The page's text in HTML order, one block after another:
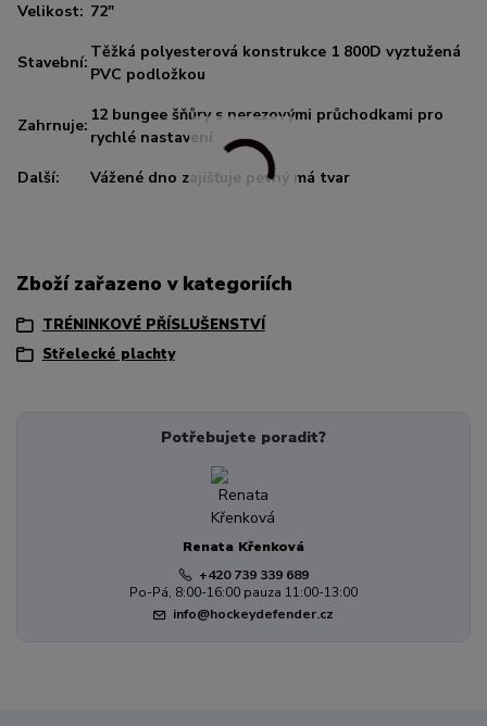
Velikost: 72"
Stavební:
Těžká polyesterová konstrukce 1 800D vyztužená
PVC podložkou
Zahrnuje:
12 bungee šňůry s nerezovými průchodkami pro
rychlé nastavení
Další:
Vážené dno zajišťuje pevný má tvar
Zboží zařazeno v kategoriích
TRÉNINKOVÉ PŘÍSLUŠENSTVÍ
Střelecké plachty
Potřebujete poradit?
Renata Křenková
+420 739 339 689
Po-Pá, 8:00-16:00 pauza 11:00-13:00
info@hockeydefender.cz